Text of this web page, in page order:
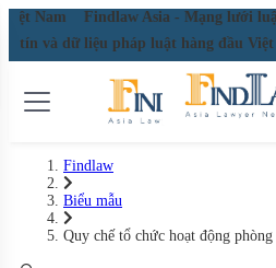
Nam
Findlaw Asia - Mạng lưới
tín và dữ liệu pháp luật hàng đầu
Findlaw
Biểu mẫu
Quy chế tổ chức hoạt động